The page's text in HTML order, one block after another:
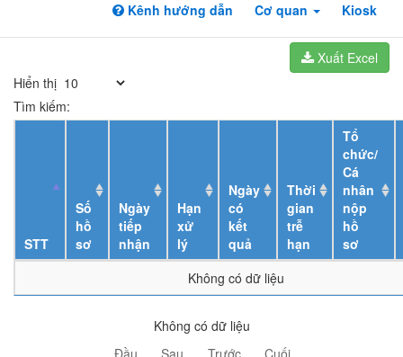
Kênh hướng dẫn
Cơ quan Kiosk
Xuất Excel
Hiển thị
Tìm kiếm:
STT
Số
hồ
sơ
Ngày
tiếp
nhận
Hạn
xử
lý
Ngày
có
kết
quả
Thời
gian
trễ
hạn
Tổ
chức/
Cá
nhân
nộp
hồ
sơ
Không có dữ liệu
Không có dữ liệu
Đầu
Sau Trước Cuối